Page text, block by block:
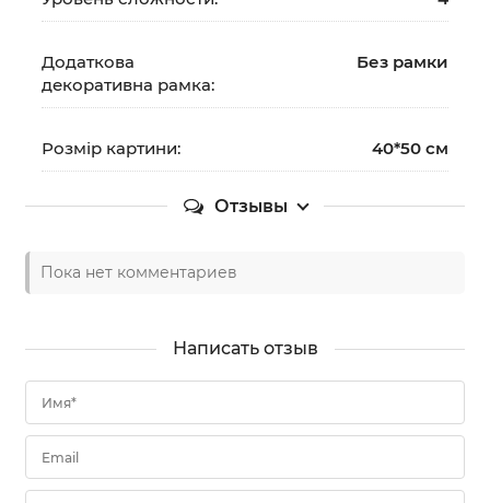
Додаткова
декоративна рамка:
Без рамки
Розмір картини: 40*50 см
Отзывы
Пока нет комментариев
Написать отзыв
Имя*
Email